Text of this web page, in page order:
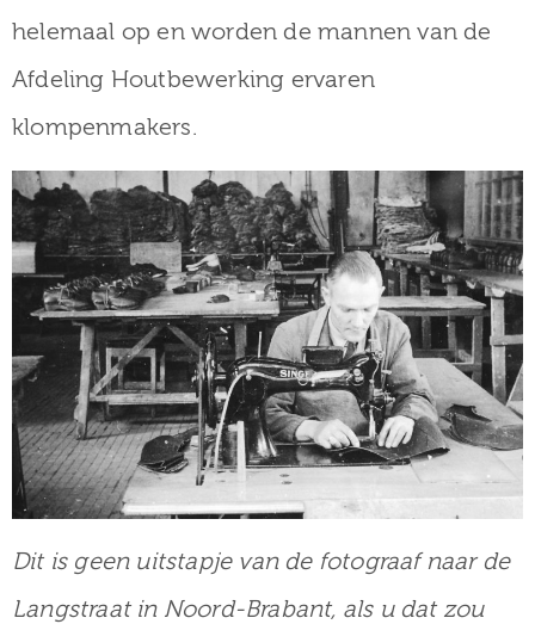
helemaal op en worden de mannen van de
Afdeling Houtbewerking ervaren
klompenmakers.
Dit is geen uitstapje van de fotograaf naar de
Langstraat in Noord-Brabant, als u dat zou